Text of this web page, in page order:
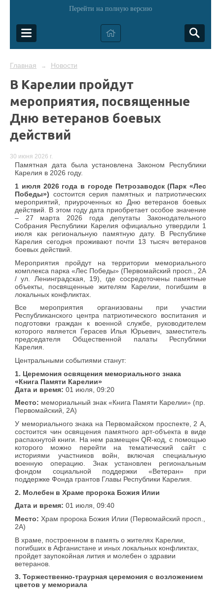
Перейти на полную версию
Главная → Новости
В Карелии пройдут
мероприятия, посвященные
Дню ветеранов боевых
действий
30 июня 2026 г.
Памятная дата была установлена Законом Республики
Карелия в 2026 году.
1 июля 2026 года в городе Петрозаводск (Парк «Лес
Победы») состоится серия памятных и патриотических
мероприятий, приуроченных ко Дню ветеранов боевых
действий. В этом году дата приобретает особое значение
– 27 марта 2026 года депутаты Законодательного
Собрания Республики Карелия официально утвердили 1
июля как региональную памятную дату. В Республике
Карелия сегодня проживают почти 13 тысяч ветеранов
боевых действий.
Мероприятия пройдут на территории мемориального
комплекса парка «Лес Победы» (Первомайский просп., 2А
/ ул. Ленинградская, 19), где сосредоточены памятные
объекты, посвященные жителям Карелии, погибшим в
локальных конфликтах.
Все мероприятия организованы при участии
Республиканского центра патриотического воспитания и
подготовки граждан к военной службе, руководителем
которого является Герасев Илья Юрьевич, заместитель
председателя Общественной палаты Республики
Карелия.
Центральными событиями станут:
1. Церемония освящения мемориального знака
«Книга Памяти Карелии»
Дата и время: 01 июля, 09:20
Место: мемориальный знак «Книга Памяти Карелии» (пр.
Первомайский, 2А)
У мемориального знака на Первомайском проспекте, 2 А,
состоится чин освящения памятного арт-объекта в виде
распахнутой книги. На нем размещен QR-код, с помощью
которого можно перейти на тематический сайт с
историями участников войн, включая специальную
военную операцию. Знак установлен региональным
фондом социальной поддержки «Ветеран» при
поддержке Фонда грантов Главы Республики Карелия.
2. Молебен в Храме пророка Божия Илии
Дата и время: 01 июля, 09:40
Место: Храм пророка Божия Илии (Первомайский просп.,
2А)
В храме, построенном в память о жителях Карелии,
погибших в Афганистане и иных локальных конфликтах,
пройдет заупокойная лития и молебен о здравии
ветеранов.
3. Торжественно-траурная церемония с возложением
цветов у мемориала